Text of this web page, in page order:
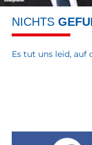
NICHTS
Es tut uns leid, auf